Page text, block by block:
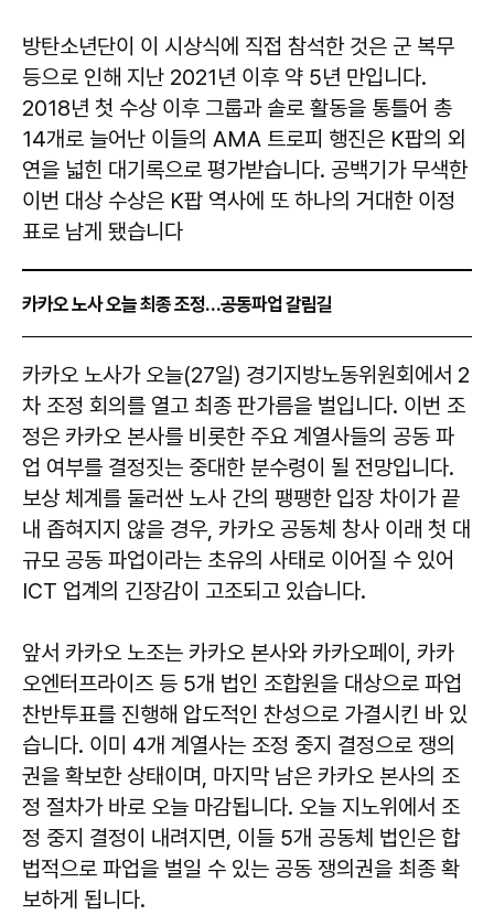
방탄소년단이 이 시상식에 직접 참석한 것은 군 복무
등으로 인해 지난 2021년 이후 약 5년 만입니다.
2018년 첫 수상 이후 그룹과 솔로 활동을 통틀어 총
14개로 늘어난 이들의 AMA 트로피 행진은 K팝의 외
연을 넓힌 대기록으로 평가받습니다. 공백기가 무색한
이번 대상 수상은 K팝 역사에 또 하나의 거대한 이정
표로 남게 됐습니다
카카오 노사 오늘 최종 조정…공동파업 갈림길
카카오 노사가 오늘(27일) 경기지방노동위원회에서 2
차 조정 회의를 열고 최종 판가름을 벌입니다. 이번 조
정은 카카오 본사를 비롯한 주요 계열사들의 공동 파
업 여부를 결정짓는 중대한 분수령이 될 전망입니다.
보상 체계를 둘러싼 노사 간의 팽팽한 입장 차이가 끝
내 좁혀지지 않을 경우, 카카오 공동체 창사 이래 첫 대
규모 공동 파업이라는 초유의 사태로 이어질 수 있어
ICT 업계의 긴장감이 고조되고 있습니다.
앞서 카카오 노조는 카카오 본사와 카카오페이, 카카
오엔터프라이즈 등 5개 법인 조합원을 대상으로 파업
찬반투표를 진행해 압도적인 찬성으로 가결시킨 바 있
습니다. 이미 4개 계열사는 조정 중지 결정으로 쟁의
권을 확보한 상태이며, 마지막 남은 카카오 본사의 조
정 절차가 바로 오늘 마감됩니다. 오늘 지노위에서 조
정 중지 결정이 내려지면, 이들 5개 공동체 법인은 합
법적으로 파업을 벌일 수 있는 공동 쟁의권을 최종 확
보하게 됩니다.